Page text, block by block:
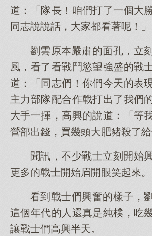
道：「隊長！咱們打了一個大
同志說說話，大家都看著呢！」
劉雲原本嚴肅的面孔，立
風，看了看戰鬥慾望強盛的戰
道：「同志們！你們今天的表
主力部隊配合作戰打出了我們
大手一揮，高興的說道：「等
營部出錢，買幾頭大肥豬殺了給
聞訊，不少戰士立刻開始
更多的戰士開始眉開眼笑起來。
看到戰士們興奮的樣子，
這個年代的人還真是純樸，吃
讓戰士們高興半天。